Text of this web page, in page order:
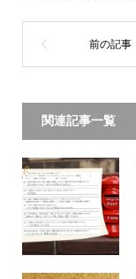
関連記事一覧